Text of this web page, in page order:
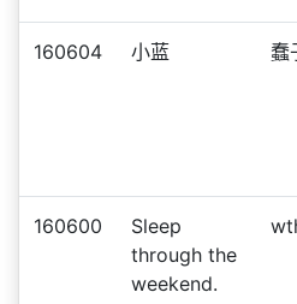
160604 小蓝 蠢
160600
Sleep
through the
weekend.